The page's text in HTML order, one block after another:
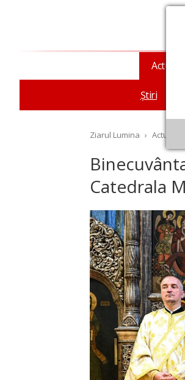
Știri
Ziarul Lumina ›
Catedrala